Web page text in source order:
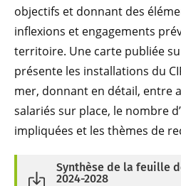
objectifs et donnant des
inflexions et engagements
territoire. Une carte publiée
présente les installations du
mer, donnant en détail, entre
salariés sur place, le nombre
impliquées et les thèmes de
Synthèse de la feuille
2024-2028